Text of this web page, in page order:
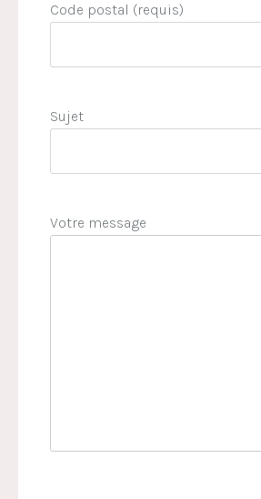
Code postal (requis)
Sujet
Votre message